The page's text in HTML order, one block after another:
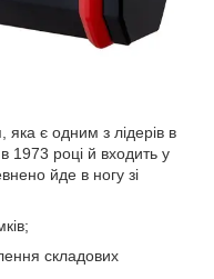
яка є одним з лідерів в
1973 році й входить у
йде в ногу зі
складових